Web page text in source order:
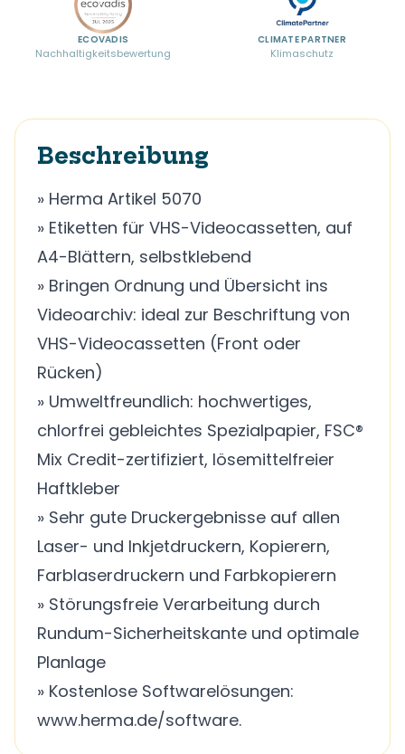
ECOVADIS
Nachhaltigkeitsbewertung
CLIMATE PARTNER
Klimaschutz
Beschreibung
» Herma Artikel 5070
» Etiketten für VHS-Videocassetten, auf
A4-Blättern, selbstklebend
» Bringen Ordnung und Übersicht ins
Videoarchiv: ideal zur Beschriftung von
VHS-Videocassetten (Front oder
Rücken)
» Umweltfreundlich: hochwertiges,
chlorfrei gebleichtes Spezialpapier, FSC®
Mix Credit-zertifiziert, lösemittelfreier
Haftkleber
» Sehr gute Druckergebnisse auf allen
Laser- und Inkjetdruckern, Kopierern,
Farblaserdruckern und Farbkopierern
» Störungsfreie Verarbeitung durch
Rundum-Sicherheitskante und optimale
Planlage
» Kostenlose Softwarelösungen:
www.herma.de/software.